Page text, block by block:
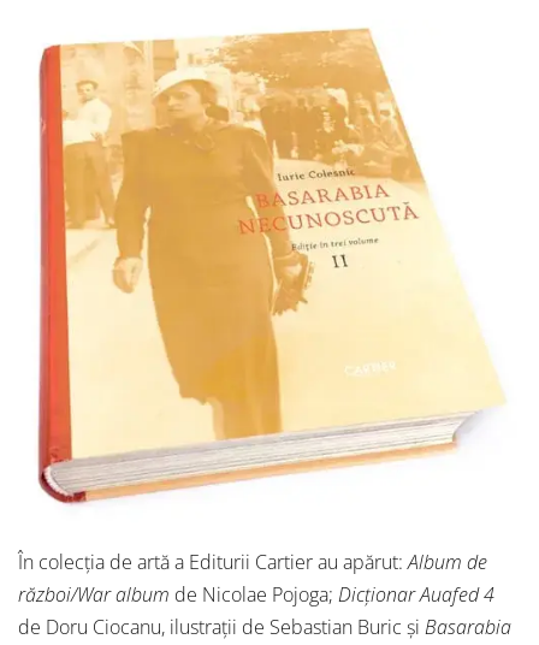
În colecția de artă a Editurii Cartier au apărut:Album de
război/War album de Nicolae Pojoga; Dicționar Auafed 4
de Doru Ciocanu, ilustrații de Sebastian Buric și Basarabia